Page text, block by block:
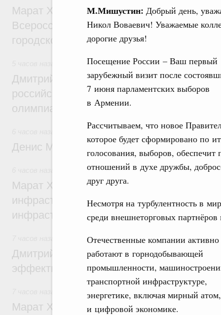
М.Мишустин: Добрый день,
Никол Воваевич! Уважаемые
дорогие друзья!
Посещение России – Ваш первый
зарубежный визит после
7 июня парламентских выборов
в Армении.
Рассчитываем, что новое
которое будет сформировано по
голосования, выборов, обеспечит
отношений в духе дружбы,
друг друга.
Несмотря на турбулентность в
среди внешнеторговых
Отечественные компании активно
работают в горнодобывающей
промышленности,
транспортной инфраструктуре,
энергетике, включая мирный атом,
и цифровой экономике.
Марат Хуснуллин провёл заседание
Всероссийского конкурса лучших
городской среды
Отрасль информационных технологий
Дмитрий Чернышенко и Сергей Кравцов
российскую сборную с победой на
олимпиаде по искусственному
Общие вопросы промышленной политики
Денис Мантуров посетил Ярославскую
Бюджеты субъектов Федерации.
Марат Хуснуллин: 15 объектов
инфраструктуры построили и обновили
инфраструктурным кредитам
Развитие сельских территорий
Дмитрий Патрушев: Синхронизация
эффективность поддержки сельских
Марат Хуснуллин: «Единый заказчик»